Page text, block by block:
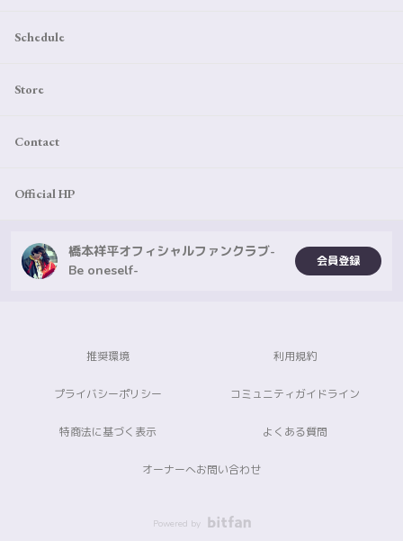
Schedule
Store
Contact
Official HP
橋本祥平オフィシャルファンクラブ-
Be oneself-
会員登録
推奨環境 利用規約
プライバシーポリシー コミュニティガイドライン
特商法に基づく表示 よくある質問
オーナーへお問い合わせ
Powered by